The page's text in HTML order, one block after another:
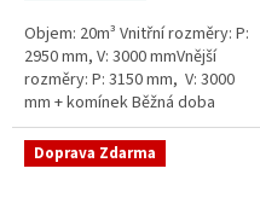
Objem: 20m³ Vnitřní rozměry: P:
2950 mm, V: 3000 mmVnější
rozměry: P: 3150 mm, V: 3000
mm + komínek Běžná doba
dodání 2-3 týdny od objednávky.
Rozměry nádrže možno...
Doprava Zdarma